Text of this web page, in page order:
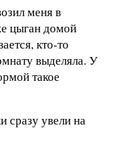
меня в
цыган домой
кто-то
выделяла. У
такое
увели на